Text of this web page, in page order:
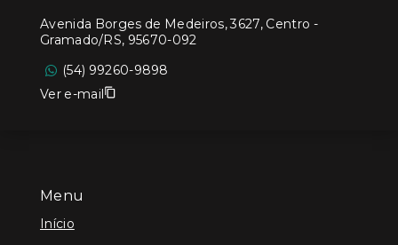
Menu
Início
Avenida Borges de Medeiros, 3627, Centro -
Gramado/RS, 95670-092
(54) 99260-9898
Ver e-mail